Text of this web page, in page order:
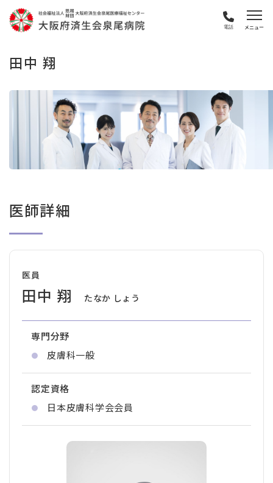
電話
田中 翔
医師詳細
医員
田中 翔 たなか しょう
専門分野
皮膚科一般
認定資格
日本皮膚科学会会員